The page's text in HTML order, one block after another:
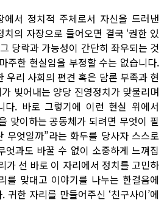
에서 정치적 주체로서 자신을 드러낸
의 자장으로 들어오면 결국 ‘권한 있
당락과 가능성이 간단히 좌우되는 것
주한 현실임을 부정할 수는 없습니다.
우리 사회의 편견 혹은 담론 부족과 현
빚어내는 양당 진영정치가 맞물리며
다. 바로 그렇기에 이런 현실 위에서
맞이하는 공동체가 되려면 무엇이 필
무엇일까”라는 화두를 당사자 스스로
엇과도 바꿀 수 없이 소중하게 느껴집
가 선 바로 이 자리에서 정치를 고민하
를 맞대고 이야기를 나누는 한걸음에
귀한 자리를 만들어주신 ‘친구사이’에